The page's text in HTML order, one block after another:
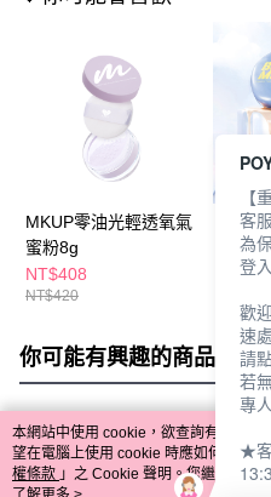
MKUP零油光輕透氧氣
蜜粉8g
NT$408
NT$420
墊粉
你可能有興趣的商品 全站
熱門標籤
本網站中使用 cookie，欲查詢有關本網
望在電腦上使用 cookie 時應如何變更電
權條款 」之 Cookie 聲明。您繼續使用
【
客
為
登
歡
速
請
若
專
★